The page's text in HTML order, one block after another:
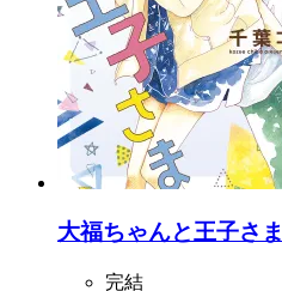
大福ちゃんと王子さ
完結